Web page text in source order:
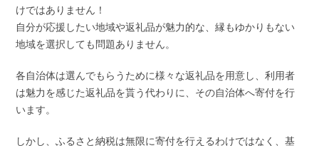
けではありません！
自分が応援したい地域や返礼品が魅力的な、縁もゆかりもない
地域を選択しても問題ありません。
各自治体は選んでもらうために様々な返礼品を用意し、利用者
は魅力を感じた返礼品を貰う代わりに、その自治体へ寄付を行
います。
しかし、ふるさと納税は無限に寄付を行えるわけではなく、基